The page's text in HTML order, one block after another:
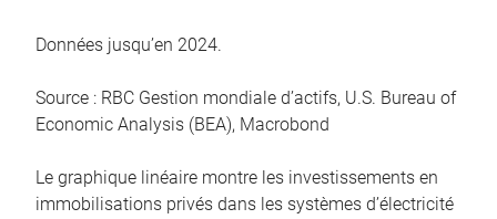
Données jusqu’en 2024.
Source : RBC Gestion mondiale d’actifs, U.S. Bureau of
Economic Analysis (BEA), Macrobond
Le graphique linéaire montre les investissements en
immobilisations privés dans les systèmes d’électricité